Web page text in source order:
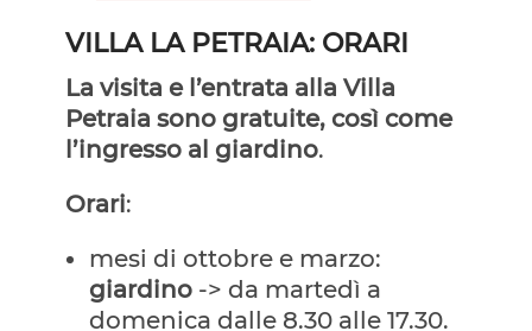
VILLA LA PETRAIA: ORARI
La visita e l’entrata alla Villa
Petraia sono gratuite, così come
l’ingresso al giardino.
Orari:
mesi di ottobre e marzo:
giardino-> da martedì a
domenica dalle 8.30 alle 17.30.